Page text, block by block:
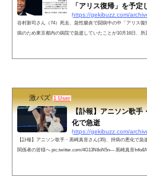
「アリス復帰」を予定
https://gekibuzz.com/
谷村新司さん（74）死去、急性腸炎で闘病中の中「アリス復
病のため東京都内の病院で急逝していたことが10月16日、
激バズ 1 User
【訃報】アニソン歌手
化で急逝
https://gekibuzz.com/
【訃報】アニソン歌手・黒崎真音さん(35)、持病の悪化で急
関係者の皆様へ pic.twitter.com/4G13N8oN5n— 黒崎真音